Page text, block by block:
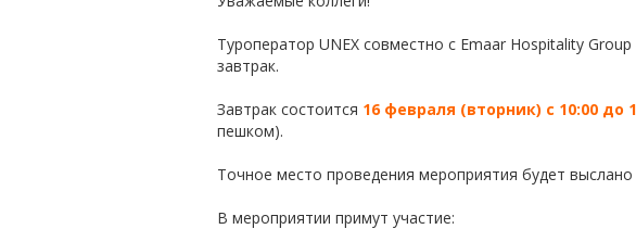
Туроператор UNEX совместно c Emaar Hospitality
завтрак.
Завтрак состоится 16 февраля (вторник) с 10:00 до
пешком).
Точное место проведения мероприятия будет
В мероприятии примут участие: